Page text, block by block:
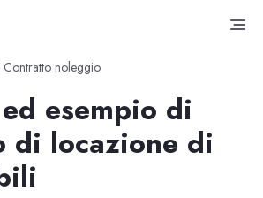
Contratto noleggio
esempio di
di locazione di